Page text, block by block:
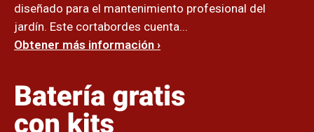
diseñado para el mantenimiento profesional del
jardín. Este cortabordes cuenta...
Obtener más información ›